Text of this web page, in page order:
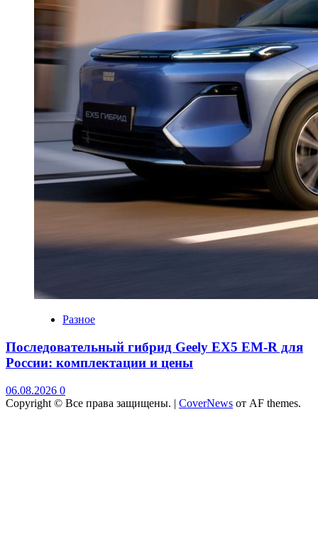
Разное
Последовательный гибрид Geely EX5 EM-R для
России: комплектации и цены
06.08.2026 0
Copyright © Все права защищены. | CoverNews от AF themes.